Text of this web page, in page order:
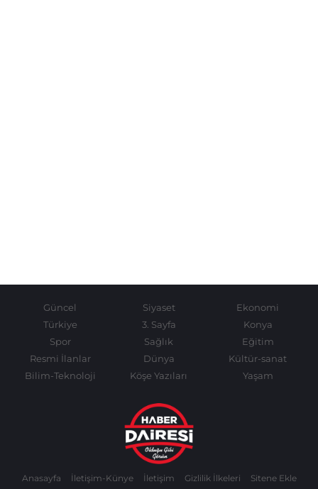
Güncel Siyaset
Ekonomi
Türkiye
3. Sayfa
Konya
Spor
Sağlık
Eğitim
Resmi İlanlar
Dünya
Kültür-sanat
Bilim-Teknoloji
Köşe Yazıları Yaşam
Anasayfa İletişim-Künye İletişim Gizlilik İlkeleri Sitene Ekle